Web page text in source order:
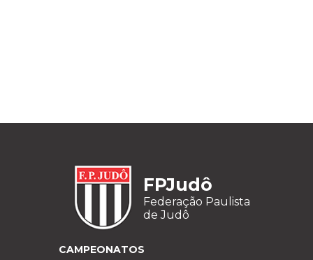
FPJudô
Federação Paulista
de Judô
CAMPEONATOS